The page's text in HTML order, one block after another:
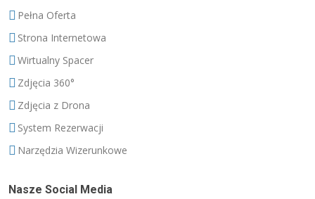
Pełna Oferta
Strona Internetowa
Wirtualny Spacer
Zdjęcia 360°
Zdjęcia z Drona
System Rezerwacji
Narzędzia Wizerunkowe
Nasze Social Media